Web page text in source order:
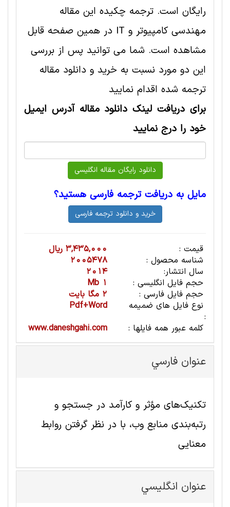
رایگان است. ترجمه چکیده این مقاله
مهندسی کامپیوتر و IT در همین صفحه قابل
مشاهده است. شما می توانید پس از بررسی
این دو مورد نسبت به خرید و دانلود مقاله
ترجمه شده اقدام نمایید
برای دریافت لینک دانلود مقاله آدرس ایمیل
خود را درج نمایید
مایل به دریافت ترجمه فارسی هستید؟
قیمت :
3,435,000 ریال
شناسه محصول :
2005478
سال انتشار:
2014
حجم فایل انگلیسی :
1 Mb
حجم فایل فارسی :
2 مگا بایت
نوع فایل های ضمیمه
:
Pdf+Word
کلمه عبور همه فایلها :
www.daneshgahi.com
عنوان فارسي
تکنیک‌های مؤثر و کارآمد در جستجو و
رتبه‌بندی منابع وب، با در نظر گرفتن روابط
معنایی
عنوان انگليسي